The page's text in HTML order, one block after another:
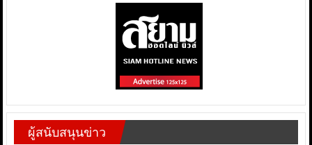
ผู้สนับสนุนข่าว